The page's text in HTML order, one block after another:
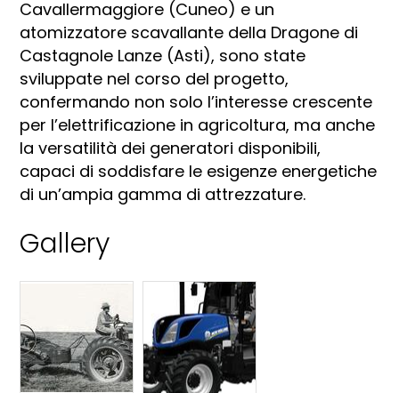
Cavallermaggiore (Cuneo) e un
atomizzatore scavallante della Dragone di
Castagnole Lanze (Asti), sono state
sviluppate nel corso del progetto,
confermando non solo l’interesse crescente
per l’elettrificazione in agricoltura, ma anche
la versatilità dei generatori disponibili,
capaci di soddisfare le esigenze energetiche
di un’ampia gamma di attrezzature.
Gallery